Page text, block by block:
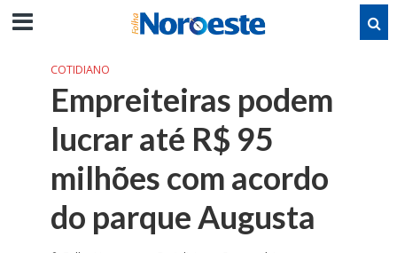
COTIDIANO
Empreiteiras podem
lucrar até R$ 95
milhões com acordo
do parque Augusta